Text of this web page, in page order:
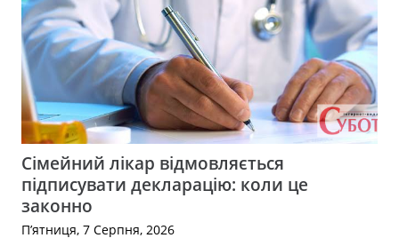
Сімейний лікар відмовляється
підписувати декларацію: коли це
законно
П’ятниця, 7 Серпня, 2026